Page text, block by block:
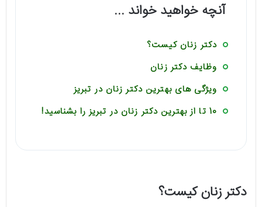
آنچه خواهید خواند ...
دکتر زنان کیست؟
وظایف دکتر زنان
ویژگی های بهترین دکتر زنان در تبریز
10 تا از بهترین دکتر زنان در تبریز را بشناسید!
دکتر زنان کیست؟